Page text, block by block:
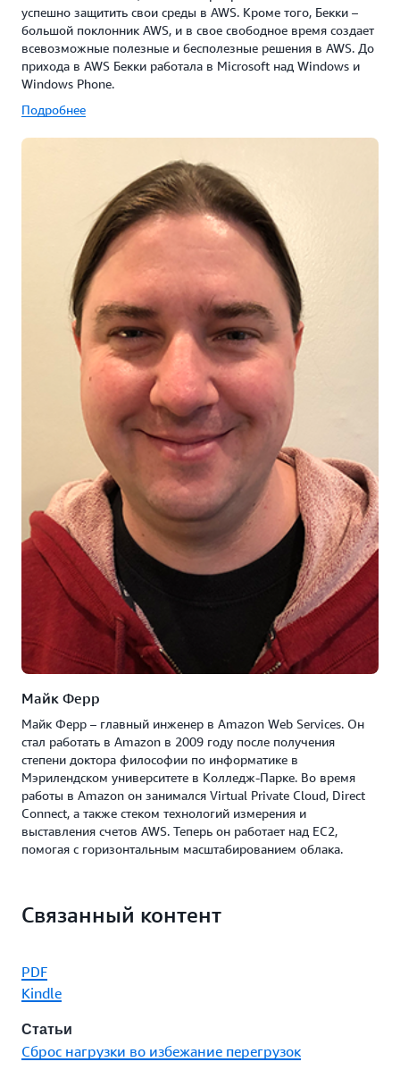
успешно защитить свои среды в AWS. Кроме того, Бекки –
большой поклонник AWS, и в свое свободное время создает
всевозможные полезные и бесполезные решения в AWS. До
прихода в AWS Бекки работала в Microsoft над Windows и
Windows Phone.
Подробнее
Майк Ферр
Майк Ферр – главный инженер в Amazon Web Services. Он
стал работать в Amazon в 2009 году после получения
степени доктора философии по информатике в
Мэрилендском университете в Колледж-Парке. Во время
работы в Amazon он занимался Virtual Private Cloud, Direct
Connect, а также стеком технологий измерения и
выставления счетов AWS. Теперь он работает над EC2,
помогая с горизонтальным масштабированием облака.
Связанный контент
PDF
Kindle
Статьи
Сброс нагрузки во избежание перегрузок